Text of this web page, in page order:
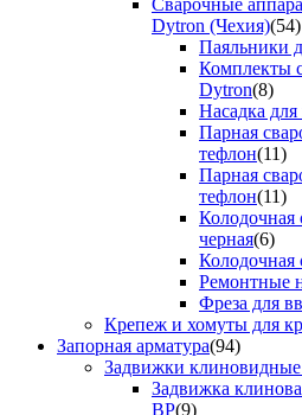
Сварочные
Dytron (Чехия)(54)
Паяльники
Комплекты
Dytron(8)
Насадка
Парная
тефлон(11)
Парная
тефлон(11)
Колодочная
черная(6)
Колодочная
Ремонтные
Фреза для
Крепеж и хомуты для
Запорная арматура(94)
Задвижки
Задвижка
ВР(9)